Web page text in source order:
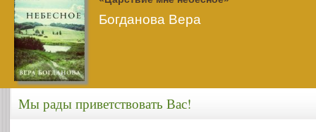
Богданова Вера
Мы рады приветствовать Вас!